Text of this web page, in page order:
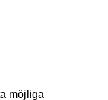
möjliga